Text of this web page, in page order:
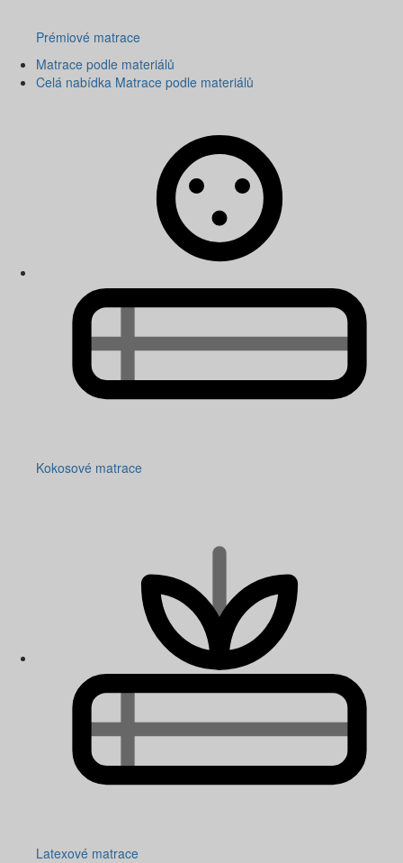
Prémiové matrace
Matrace podle materiálů
Celá nabídka Matrace podle materiálů
Kokosové matrace
Latexové matrace